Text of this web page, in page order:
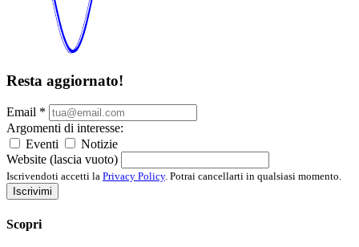
Resta aggiornato!
Email *
Argomenti di interesse:
Eventi
Notizie
Website (lascia vuoto)
Iscrivendoti accetti la Privacy Policy. Potrai cancellarti in qualsiasi momento.
Iscrivimi
Scopri